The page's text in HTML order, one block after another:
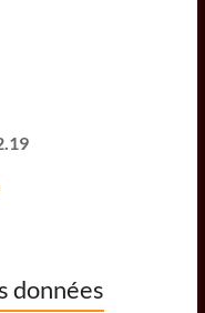
données